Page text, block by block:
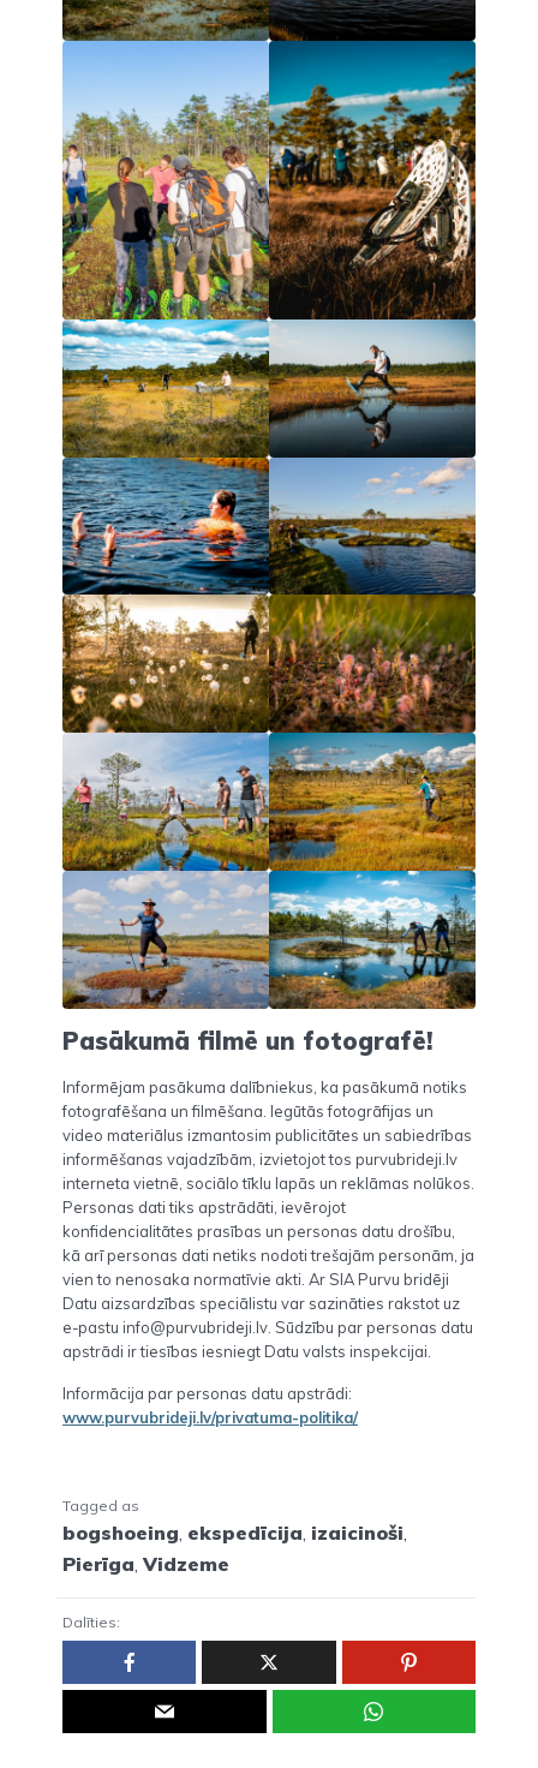
Pasākumā filmē un fotografē!
Informējam pasākuma dalībniekus, ka pasākumā notiks
fotografēšana un filmēšana. Iegūtās fotogrāfijas un
video materiālus izmantosim publicitātes un sabiedrības
informēšanas vajadzībām, izvietojot tos purvubrideji.lv
interneta vietnē, sociālo tīklu lapās un reklāmas nolūkos.
Personas dati tiks apstrādāti, ievērojot
konfidencialitātes prasības un personas datu drošību,
kā arī personas dati netiks nodoti trešajām personām, ja
vien to nenosaka normatīvie akti. Ar SIA Purvu bridēji
Datu aizsardzības speciālistu var sazināties rakstot uz
e-pastu info@purvubrideji.lv. Sūdzību par personas datu
apstrādi ir tiesības iesniegt Datu valsts inspekcijai.
Informācija par personas datu apstrādi:
www.purvubrideji.lv/privatuma-politika/
Tagged as
bogshoeing ekspedīcija izaicinoši
Pierīga ,Vidzeme
Dalīties: